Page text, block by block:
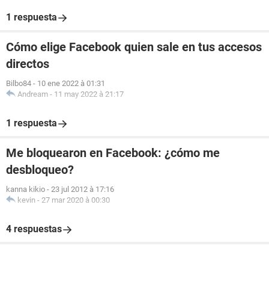
1 respuesta
Cómo elige Facebook quien sale en tus accesos
directos
Bilbo84 - 10 ene 2022 à 01:31
Andream - 11 may 2022 à 21:17
1 respuesta
Me bloquearon en Facebook: ¿cómo me
desbloqueo?
kanna kikio - 23 jul 2012 à 17:16
kevin - 27 mar 2020 à 00:30
4 respuestas